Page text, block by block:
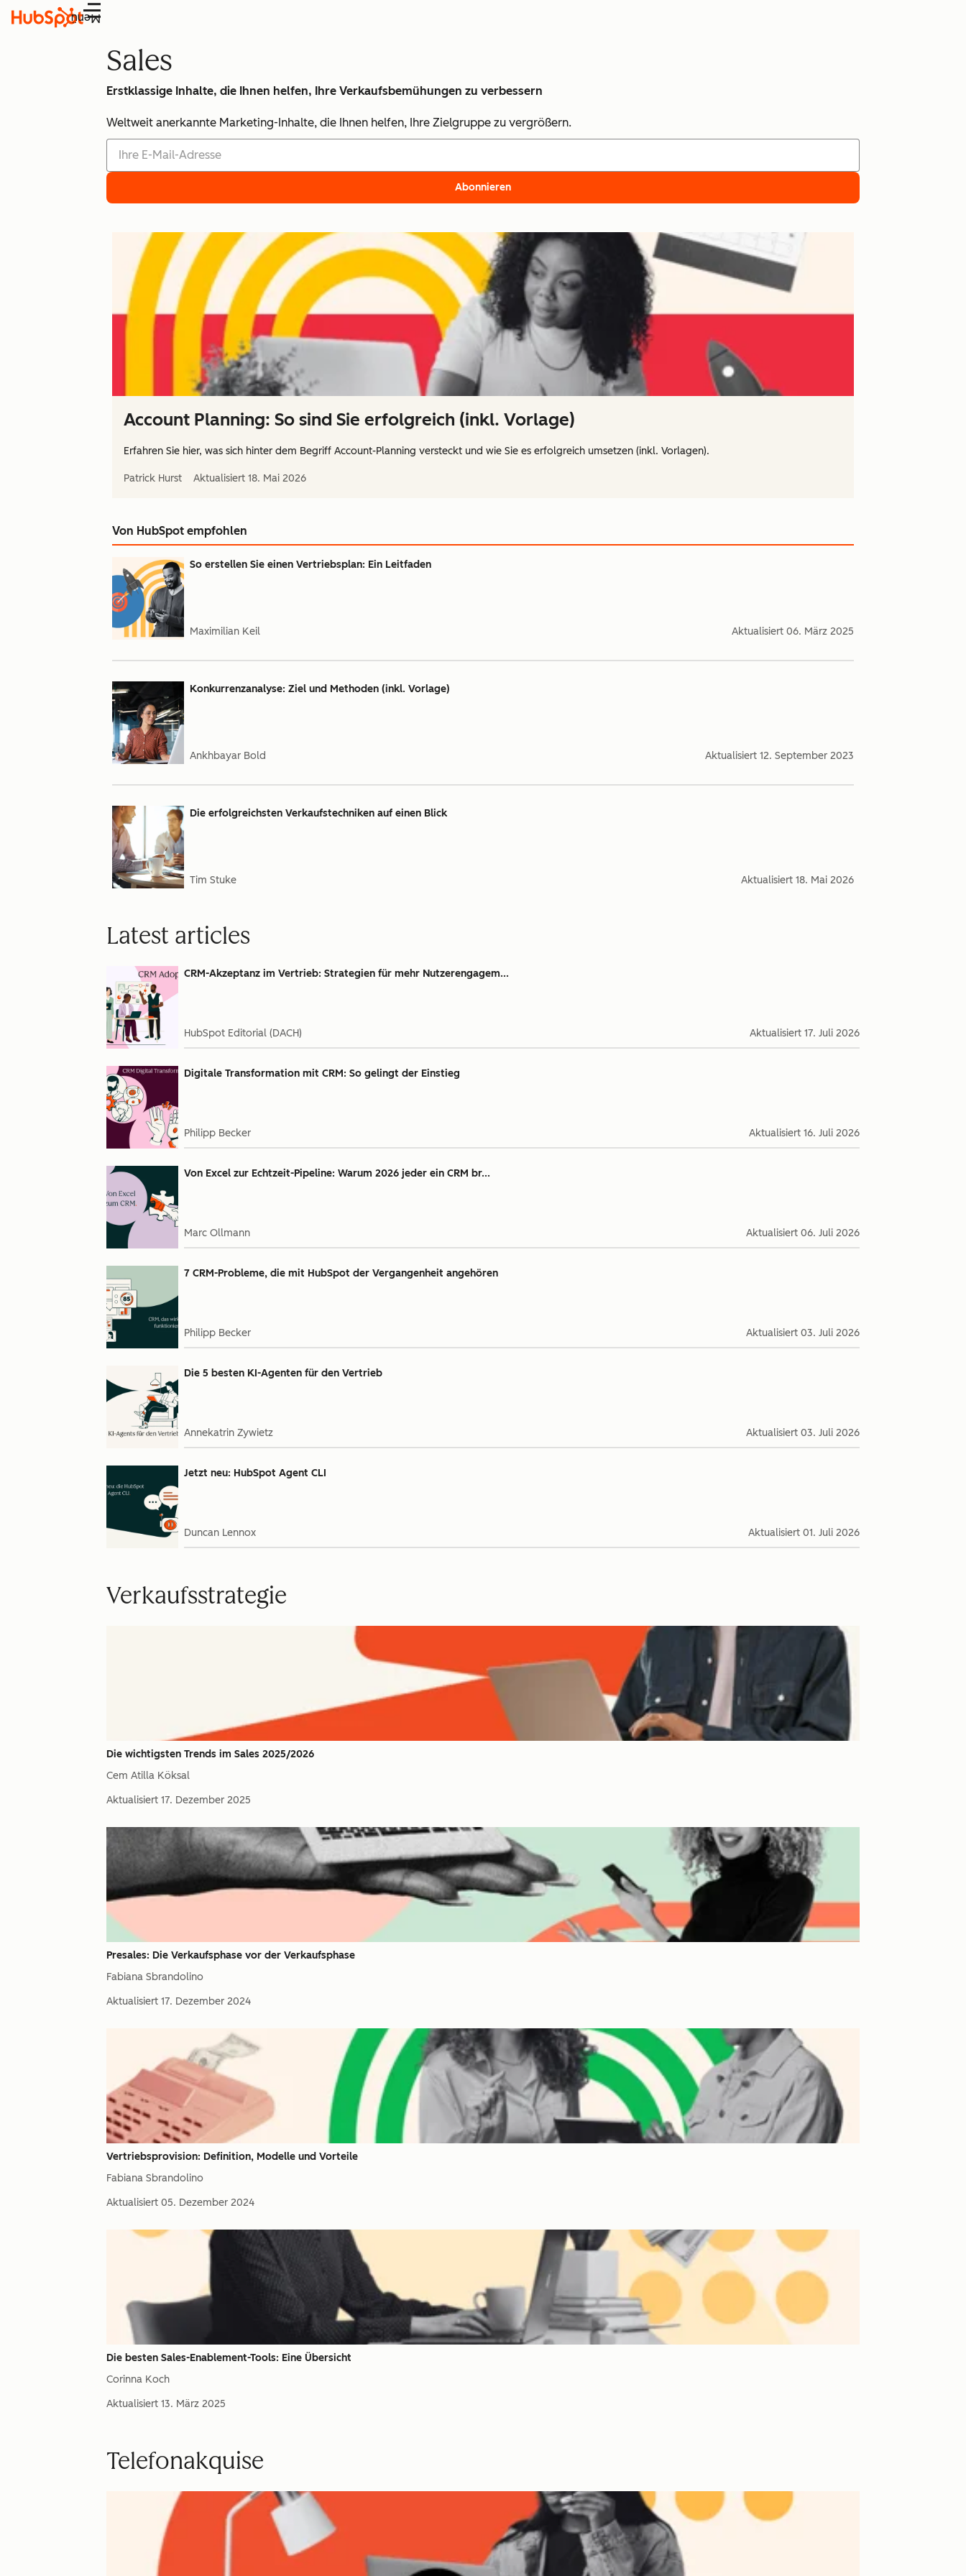
Menü
Sales
Erstklassige Inhalte, die Ihnen helfen, Ihre Verkaufsbemühungen zu verbessern
Weltweit anerkannte Marketing-Inhalte, die Ihnen helfen, Ihre Zielgruppe zu vergrößern.
Abonnieren
Account Planning: So sind Sie erfolgreich (inkl. Vorlage)
Erfahren Sie hier, was sich hinter dem Begriff Account-Planning versteckt und wie Sie es erfolgreich umsetzen (inkl. Vorlagen).
Patrick Hurst Aktualisiert 18. Mai 2026
Von HubSpot empfohlen
So erstellen Sie einen Vertriebsplan: Ein Leitfaden
Maximilian Keil Aktualisiert 06. März 2025
Konkurrenzanalyse: Ziel und Methoden (inkl. Vorlage)
Ankhbayar Bold Aktualisiert 12. September 2023
Die erfolgreichsten Verkaufstechniken auf einen Blick
Tim Stuke Aktualisiert 18. Mai 2026
Latest articles
CRM-Akzeptanz im Vertrieb: Strategien für mehr Nutzerengagem...
HubSpot Editorial (DACH) Aktualisiert 17. Juli 2026
Digitale Transformation mit CRM: So gelingt der Einstieg
Philipp Becker Aktualisiert 16. Juli 2026
Von Excel zur Echtzeit-Pipeline: Warum 2026 jeder ein CRM br...
Marc Ollmann Aktualisiert 06. Juli 2026
7 CRM-Probleme, die mit HubSpot der Vergangenheit angehören
Philipp Becker Aktualisiert 03. Juli 2026
Die 5 besten KI-Agenten für den Vertrieb
Annekatrin Zywietz Aktualisiert 03. Juli 2026
Jetzt neu: HubSpot Agent CLI
Duncan Lennox Aktualisiert 01. Juli 2026
Verkaufsstrategie
Die wichtigsten Trends im Sales 2025/2026
Cem Atilla Köksal
Aktualisiert 17. Dezember 2025
Presales: Die Verkaufsphase vor der Verkaufsphase
Fabiana Sbrandolino
Aktualisiert 17. Dezember 2024
Vertriebsprovision: Definition, Modelle und Vorteile
Fabiana Sbrandolino
Aktualisiert 05. Dezember 2024
Die besten Sales-Enablement-Tools: Eine Übersicht
Corinna Koch
Aktualisiert 13. März 2025
Telefonakquise